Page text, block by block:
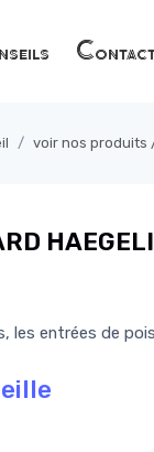
voir nos produits
les entrées de